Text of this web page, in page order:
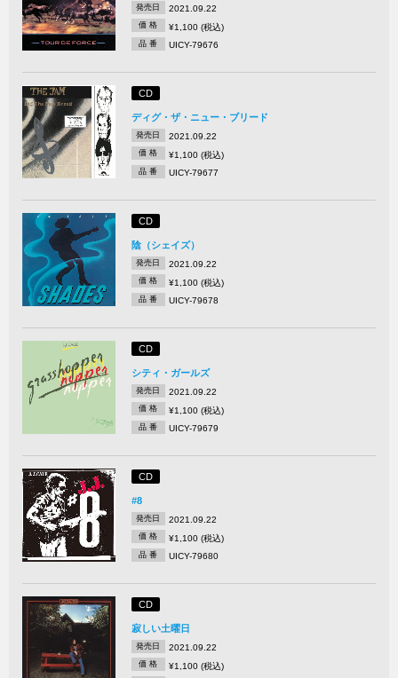
発売日 2021.09.22
価 格 ¥1,100 (税込)
品 番 UICY-79676
CD
ディグ・ザ・ニュー・ブリード
発売日 2021.09.22
価 格 ¥1,100 (税込)
品 番 UICY-79677
CD
陰（シェイズ）
発売日 2021.09.22
価 格 ¥1,100 (税込)
品 番 UICY-79678
CD
シティ・ガールズ
発売日 2021.09.22
価 格 ¥1,100 (税込)
品 番 UICY-79679
CD
#8
発売日 2021.09.22
価 格 ¥1,100 (税込)
品 番 UICY-79680
CD
寂しい土曜日
発売日 2021.09.22
価 格 ¥1,100 (税込)